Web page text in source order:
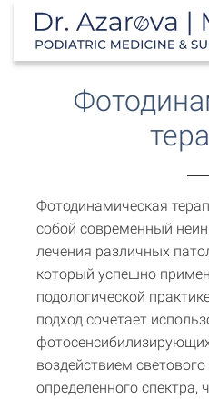
Фотодинамическая
собой современный
лечения различных
который успешно
подологической
подход сочетает
воздействием
определенного спектра,